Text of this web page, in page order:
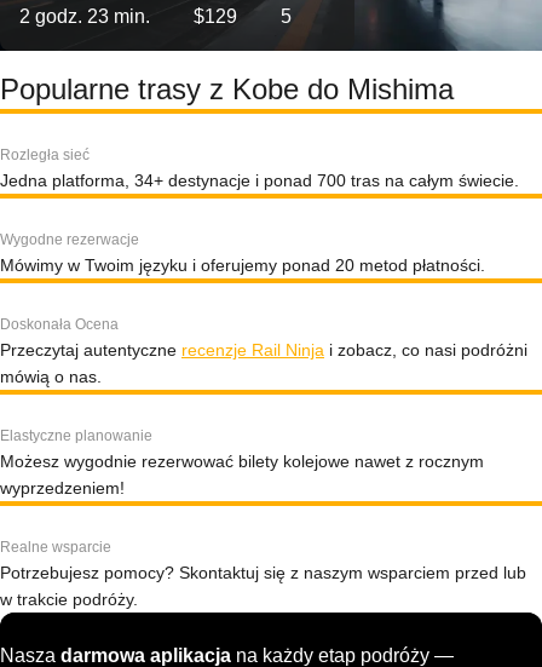
2 godz. 23 min. $129 5
Popularne trasy z Kobe do Mishima
Rozległa sieć
Jedna platforma, 34+ destynacje i ponad 700 tras na całym świecie.
Wygodne rezerwacje
Mówimy w Twoim języku i oferujemy ponad 20 metod płatności.
Doskonała Ocena
Przeczytaj autentyczne recenzje Rail Ninja i zobacz, co nasi podróżni
mówią o nas.
Elastyczne planowanie
Możesz wygodnie rezerwować bilety kolejowe nawet z rocznym
wyprzedzeniem!
Realne wsparcie
Potrzebujesz pomocy? Skontaktuj się z naszym wsparciem przed lub
w trakcie podróży.
Nasza darmowa aplikacja na każdy etap podróży —